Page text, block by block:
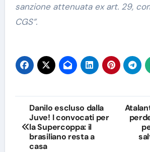
sanzione attenuata ex art. 29,
CGS”.
Navigazione
articoli
Danilo escluso dalla
Juve! I convocati per
la Supercoppa: il
brasiliano resta a
casa